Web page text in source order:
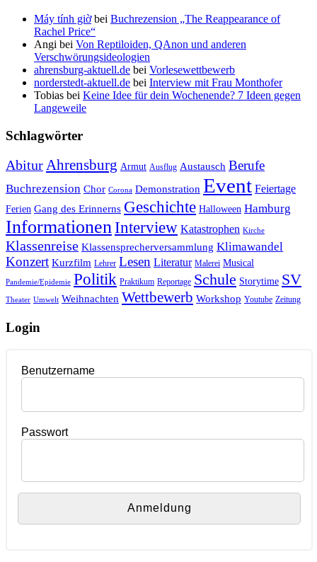
Máy tính giờbei Buchrezension „The Reappearance of
Rachel Price“
Angi bei Von Reptiloiden, QAnon und anderen
Verschwörungsideologien
ahrensburg-aktuell.de bei Vorlesewettbewerb
norderstedt-aktuell.de bei Interview mit Frau Monthofer
Tobias bei Keine Idee für dein Wochenende? 7 Ideen gegen
Langeweile
Schlagwörter
AbiturAhrensburg Armut Ausflug Austausch Berufe
Buchrezension Chor Corona Demonstration Event Feiertage
Ferien Gang des Erinnerns Geschichte Halloween Hamburg
InformationenInterview Katastrophen Kirche
Klassenreise Klassensprecherversammlung Klimawandel
Konzert Kurzfilm Lehrer Lesen Literatur Malerei Musical
Pandemie/Epidemie Politik Praktikum Reportage Schule Storytime SV
Theater Umwelt Weihnachten Wettbewerb Workshop Youtube Zeitung
Login
Benutzername
Passwort